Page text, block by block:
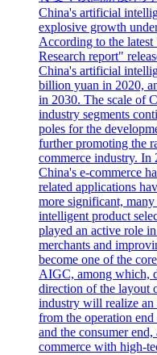
China's artificial
explosive growth
According to the
Research report"
China's artificial
billion yuan in 2020,
in 2030. The scale of
industry segments
poles for the
further promoting the
commerce industry.
China's e-commerce
related applications
more significant,
intelligent product
played an active role
merchants and
become one of the
AIGC, among which,
direction of the layout
industry will realize
from the operation
and the consumer
commerce with high-